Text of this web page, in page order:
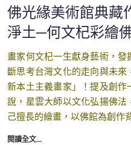
佛光緣美術館典藏
淨土─何文杞彩繪
畫家何文杞一生獻身藝術，
斷思考台灣文化的走向與未
新本土主義畫家」！提及創
說，星雲大師以文化弘揚佛
己擅長的繪畫，以佛館為創作
閱讀全文...